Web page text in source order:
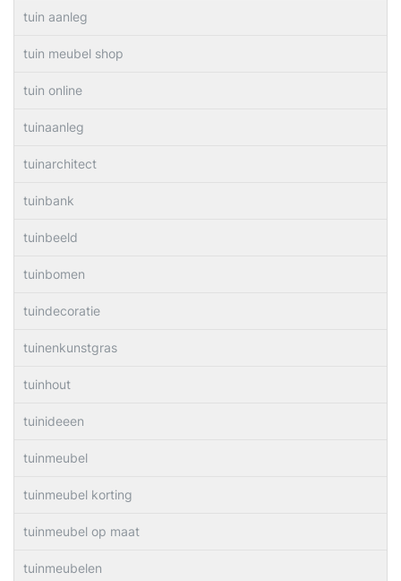
tuin aanleg
tuin meubel shop
tuin online
tuinaanleg
tuinarchitect
tuinbank
tuinbeeld
tuinbomen
tuindecoratie
tuinenkunstgras
tuinhout
tuinideeen
tuinmeubel
tuinmeubel korting
tuinmeubel op maat
tuinmeubelen